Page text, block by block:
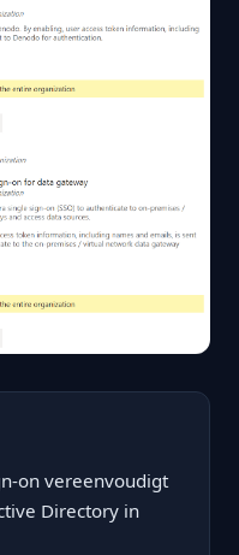
on vereenvoudigt
Directory in